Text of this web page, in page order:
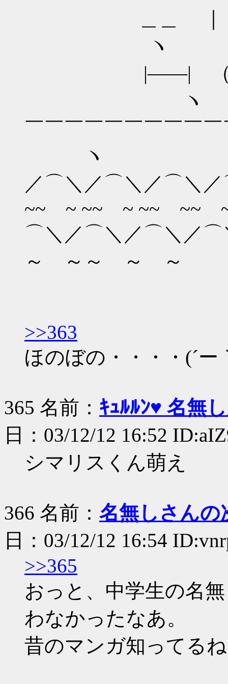
ヽ
|――| （
ヽ
￣￣￣￣￣
ヽ
／⌒＼／⌒＼／⌒＼
~~ ~ ~~ ~ ~~ ~~
⌒＼／⌒＼／⌒＼／
～ ～～ ～ ～
>>363
ほのぼの・・・・(´ー
365 名前： ｷｭﾙﾙﾝ♥ 名無
日：03/12/12 16:52
シマリスくん萌え
366 名前： 名無しさんの
日：03/12/12 16:54
>>365
おっと、中学生の名
わなかったなあ。
昔のマンガ知ってる